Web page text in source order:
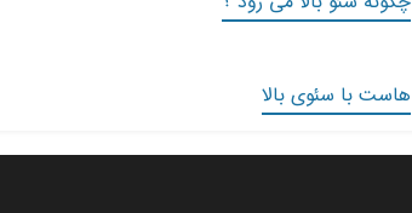
هاست با سئوی بالا